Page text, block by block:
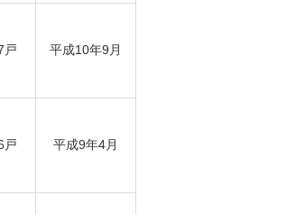
戸 平成10年9月
戸 平成9年4月